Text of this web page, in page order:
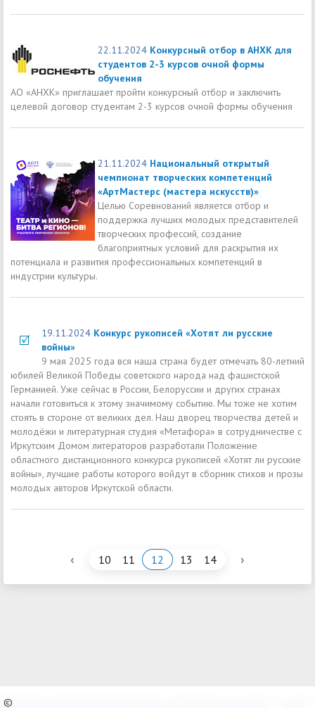
22.11.2024 Конкурсный отбор в АНХК для
студентов 2-3 курсов очной формы
обучения
АО «АНХК» приглашает пройти конкурсный отбор и заключить
целевой договор студентам 2-3 курсов очной формы обучения
21.11.2024 Национальный открытый
чемпионат творческих компетенций
«АртМастерс (мастера искусств)»
Целью Соревнований является отбор и
поддержка лучших молодых представителей
творческих профессий, создание
благоприятных условий для раскрытия их
потенциала и развития профессиональных компетенций в
индустрии культуры.
19.11.2024 Конкурс рукописей «Хотят ли русские
войны»
9 мая 2025 года вся наша страна будет отмечать 80-летний
юбилей Великой Победы советского народа над фашистской
Германией. Уже сейчас в России, Белоруссии и других странах
начали готовиться к этому значимому событию. Мы тоже не хотим
стоять в стороне от великих дел. Наш дворец творчества детей и
молодёжи и литературная студия «Метафора» в сотрудничестве с
Иркутским Домом литераторов разработали Положение
областного дистанционного конкурса рукописей «Хотят ли русские
войны», лучшие работы которого войдут в сборник стихов и прозы
молодых авторов Иркутской области.
‹ 10 11 12 13 14 ›
©